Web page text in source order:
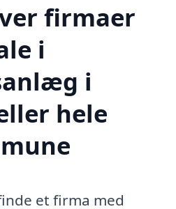
firmaer
i
i
hele
et firma med